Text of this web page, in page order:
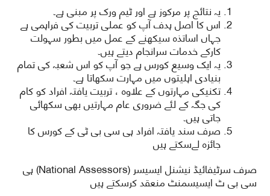
یہ نتائج پر مرکوز ہے اور ٹیم ورک پر مبنی ہے۔
اس کا اصل ہدف آپ کو عملی تربیت کی فراہمی ہے
جہاں اساتذہ سیکھنے کے عمل میں بطور سہولت
کارکے خدمات سرانجام دیتے ہیں۔
یہ ایک وسیع کورس ہے جو آپ کو اس شعبہ کی تمام
بنیادی اہلیتوں میں مہارت سکھاتا ہے۔
تکنیکی مہارتوں کے علاوہ ، تربیت یافتہ افراد کو کام
کی جگہ کے لئے ضروری عام مہارتیں بھی سکھائی
جاتی ہیں۔
صرف سند یافتہ افراد ہی سی بی ٹی کے کورس کا
جائزہ لےسکتے ہیں
صرف سرٹیفائیڈ نیشنل ایسیسر (National Assessors) ہی
سی بی ٹ ایسیسمنٹ منعقد کرسکتے ہیں